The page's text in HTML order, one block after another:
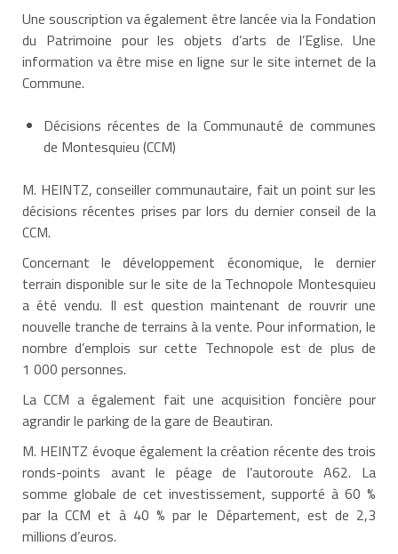
Une souscription va également être lancée via la Fondation
du Patrimoine pour les objets d’arts de l’Eglise. Une
information va être mise en ligne sur le site internet de la
Commune.
Décisions récentes de la Communauté de communes
de Montesquieu (CCM)
M. HEINTZ, conseiller communautaire, fait un point sur les
décisions récentes prises par lors du dernier conseil de la
CCM.
Concernant le développement économique, le dernier
terrain disponible sur le site de la Technopole Montesquieu
a été vendu. Il est question maintenant de rouvrir une
nouvelle tranche de terrains à la vente. Pour information, le
nombre d’emplois sur cette Technopole est de plus de
1 000 personnes.
La CCM a également fait une acquisition foncière pour
agrandir le parking de la gare de Beautiran.
M. HEINTZ évoque également la création récente des trois
ronds-points avant le péage de l’autoroute A62. La
somme globale de cet investissement, supporté à 60 %
par la CCM et à 40 % par le Département, est de 2,3
millions d’euros.